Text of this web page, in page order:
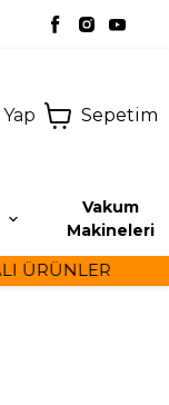
Sepetim
Vakum
Makineleri